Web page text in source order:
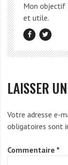
Mon objectif
et utile.
LAISSER
Votre adresse e-
obligatoires sont
Commentaire *